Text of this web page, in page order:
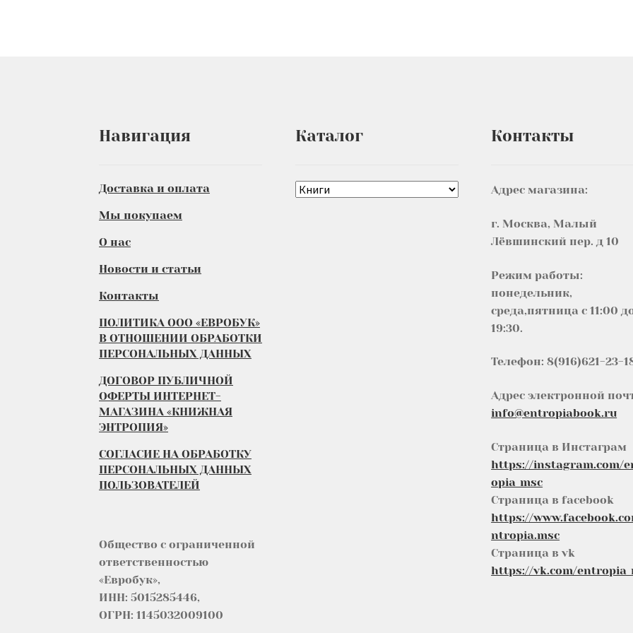
Навигация
Доставка и оплата
Мы покупаем
О нас
Новости и статьи
Контакты
ПОЛИТИКА ООО «ЕВРОБУК»
В ОТНОШЕНИИ ОБРАБОТКИ
ПЕРСОНАЛЬНЫХ ДАННЫХ
ДОГОВОР ПУБЛИЧНОЙ
ОФЕРТЫ ИНТЕРНЕТ-
МАГАЗИНА «КНИЖНАЯ
ЭНТРОПИЯ»
СОГЛАСИЕ НА ОБРАБОТКУ
ПЕРСОНАЛЬНЫХ ДАННЫХ
ПОЛЬЗОВАТЕЛЕЙ
Общество с ограниченной
ответственностью
«Евробук»,
ИНН: 5015285446,
ОГРН: 1145032009100
Каталог Контакты
Адрес магазина:
г. Москва, Малый
Лёвшинский пер. д 10
Режим работы:
понедельник,
среда,пятница с 11:00
19:30.
Телефон: 8(916)621-23-
Адрес электронной
info@entropiabook.ru
Страница в Инстаграм
https://instagram.com/
opia_msc
Страница в facebook
https://
ntropia.msc
Страница в vk
https://vk.com/